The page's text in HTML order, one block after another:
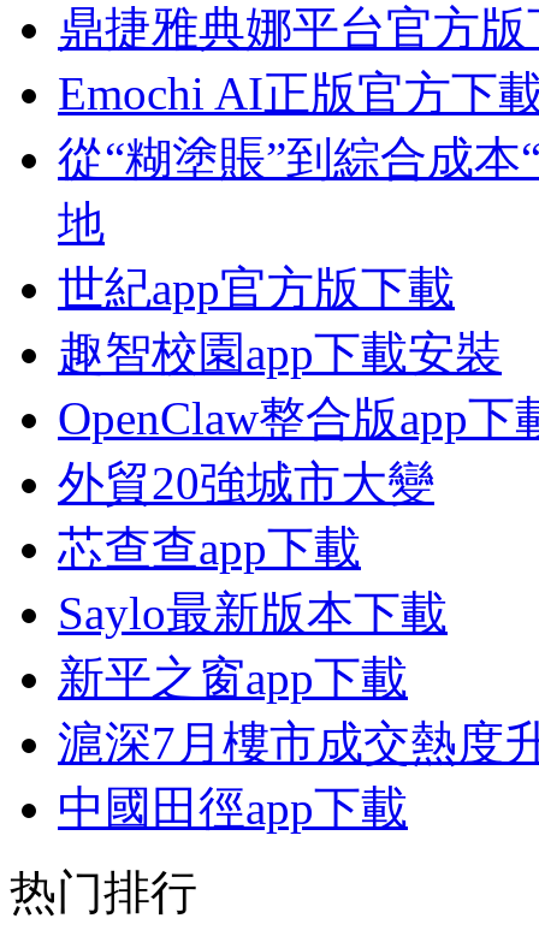
鼎捷雅典娜平台官方版
Emochi AI正版官方下
從“糊塗賬”到綜合成
地
世紀app官方版下載
趣智校園app下載安裝
OpenClaw整合版app下
外貿20強城市大變
芯查查app下載
Saylo最新版本下載
新平之窗app下載
滬深7月樓市成交熱度
中國田徑app下載
热门排行